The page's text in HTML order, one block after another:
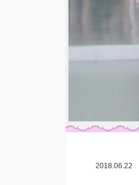
2018.06.22